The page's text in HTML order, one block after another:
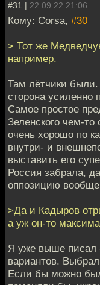
#31 | 22.09.22 21:06
Кому: Corsa, #30
> Тот же
например.
Там лётчики были.
сторона усиленно
Самое простое
Зеленского чем-
очень хорошо по
внутри- и
выставить его
Россия забрала,
оппозицию
>Да и Кадыров
а уж он-то
Я уже выше писал
вариантов.
Если бы можно